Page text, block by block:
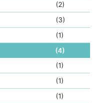
(2)
(3)
(1)
(4)
(1)
(1)
(1)